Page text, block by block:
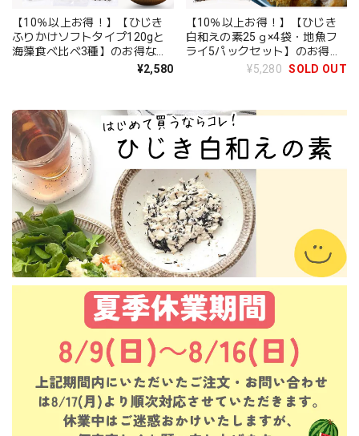
【10％以上お得！】【ひじき
ふりかけソフトタイプ120gと
海藻食べ比べ3種】のお得なセ
ット【日本全国送料無料】【ポ
¥2,580
【10％以上お得！】【ひじき
白和えの素25ｇ×4袋・地魚フ
ライ5パックセット】のお得な
セット【送料無料】北海道・沖
¥5,280 SOLD OUT